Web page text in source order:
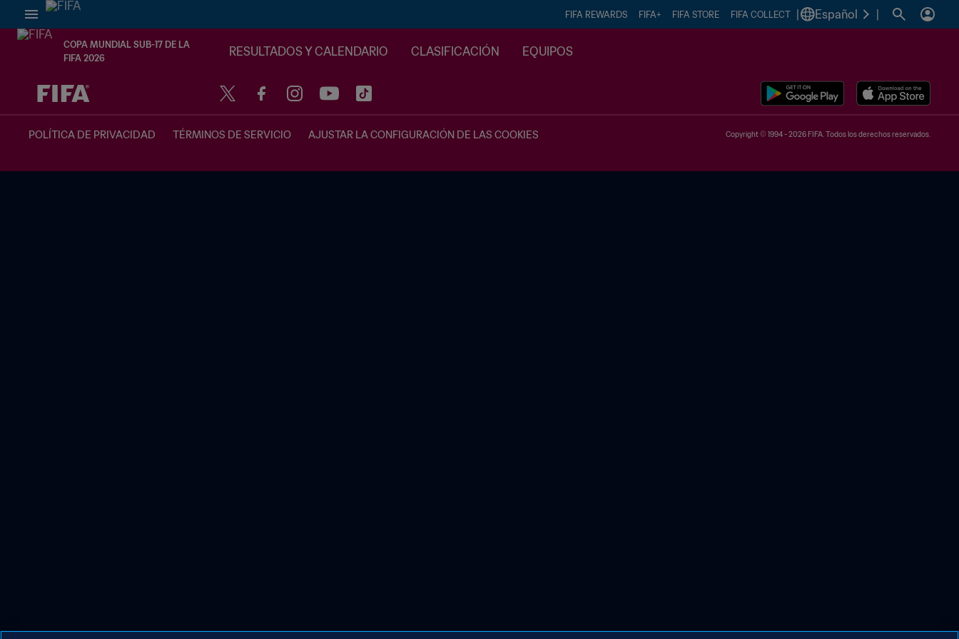
FIFA REWARDS FIFA+ FIFA STORE FIFA COLLECT Español
COPA MUNDIAL SUB-17 DE LA
FIFA 2026
RESULTADOS Y CALENDARIO CLASIFICACIÓN EQUIPOS
{equipoLocal} - {equipoVisitante}
POLÍTICA DE PRIVACIDAD TÉRMINOS DE SERVICIO AJUSTAR LA CONFIGURACIÓN DE LAS COOKIES Copyright © 1994 - 2026 FIFA. Todos los derechos reservados.